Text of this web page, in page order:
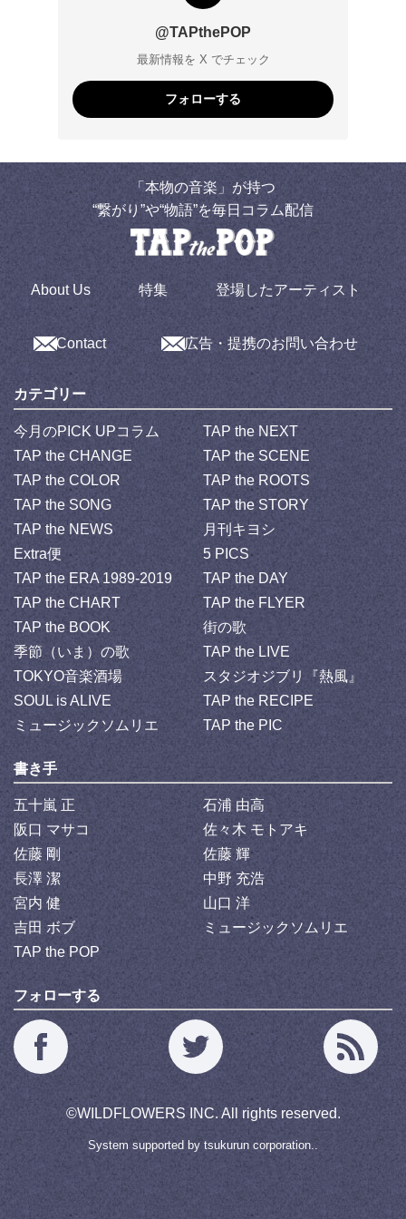
@TAPthePOP
最新情報を X でチェック
フォローする
「本物の音楽」が持つ
“繋がり”や“物語”を毎日コラム配信
About Us 特集 登場したアーティスト
Contact 広告・提携のお問い合わせ
カテゴリー
今月のPICK UPコラム
TAP the NEXT
TAP the CHANGE
TAP the SCENE
TAP the COLOR
TAP the ROOTS
TAP the SONG
TAP the STORY
TAP the NEWS
月刊キヨシ
Extra便
5 PICS
TAP the ERA 1989-2019
TAP the DAY
TAP the CHART
TAP the FLYER
TAP the BOOK
街の歌
季節（いま）の歌
TAP the LIVE
TOKYO音楽酒場
スタジオジブリ『熱風』
SOUL is ALIVE
TAP the RECIPE
ミュージックソムリエ
TAP the PIC
書き手
五十嵐 正
石浦 由高
阪口 マサコ
佐々木 モトアキ
佐藤 剛
佐藤 輝
長澤 潔
中野 充浩
宮内 健
山口 洋
吉田 ボブ
ミュージックソムリエ
TAP the POP
フォローする
©WILDFLOWERS INC. All rights reserved.
System supported by tsukurun corporation..